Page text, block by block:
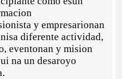
y empresarionan
diferente actividad,
eventonan y mision
na un desaroyo